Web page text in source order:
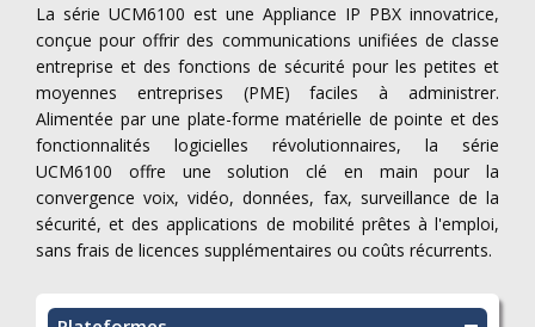
La série UCM6100 est une Appliance IP PBX innovatrice,
conçue pour offrir des communications unifiées de classe
entreprise et des fonctions de sécurité pour les petites et
moyennes entreprises (PME) faciles à administrer.
Alimentée par une plate-forme matérielle de pointe et des
fonctionnalités logicielles révolutionnaires, la série
UCM6100 offre une solution clé en main pour la
convergence voix, vidéo, données, fax, surveillance de la
sécurité, et des applications de mobilité prêtes à l'emploi,
sans frais de licences supplémentaires ou coûts récurrents.